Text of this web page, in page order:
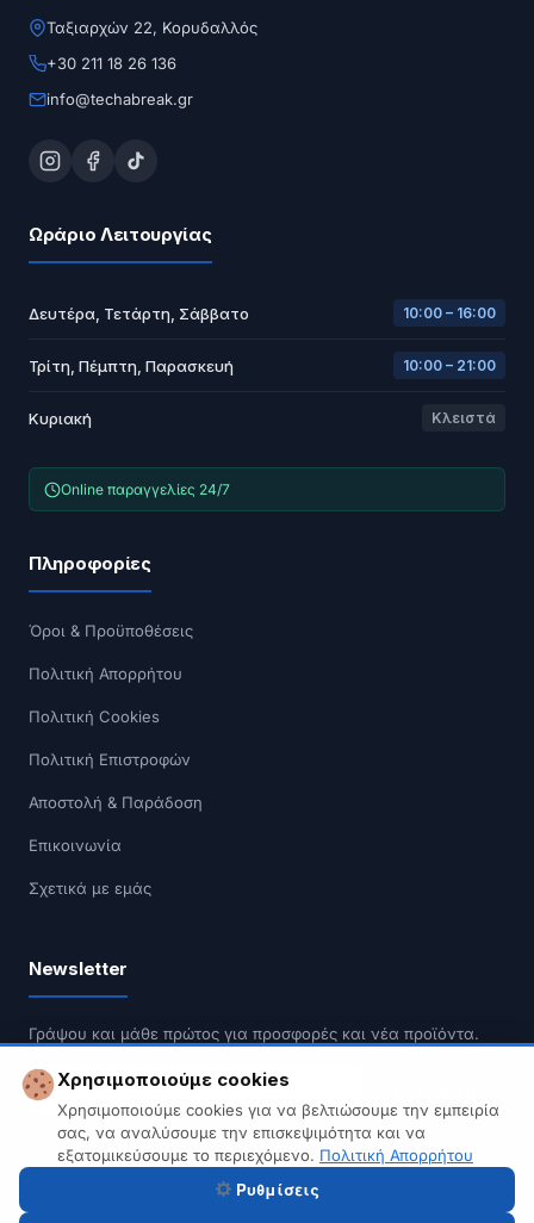
Ταξιαρχών 22, Κορυδαλλός
+30 211 18 26 136
info@techabreak.gr
Ωράριο Λειτουργίας
Δευτέρα, Τετάρτη, Σάββατο 10:00 – 16:00
Τρίτη, Πέμπτη, Παρασκευή 10:00 – 21:00
Κυριακή Κλειστά
Online παραγγελίες 24/7
Πληροφορίες
Όροι & Προϋποθέσεις
Πολιτική Απορρήτου
Πολιτική Cookies
Πολιτική Επιστροφών
Αποστολή & Παράδοση
Επικοινωνία
Σχετικά με εμάς
Newsletter
Γράψου και μάθε πρώτος για προσφορές και νέα προϊόντα.
Δεν κάνουμε spam. Διαγραφή οποιαδήποτε στιγμή.
Χρησιμοποιούμε cookies
Χρησιμοποιούμε cookies για να βελτιώσουμε την εμπειρία
σας, να αναλύσουμε την επισκεψιμότητα και να
εξατομικεύσουμε το περιεχόμενο. Πολιτική Απορρήτου
Ρυθμίσεις